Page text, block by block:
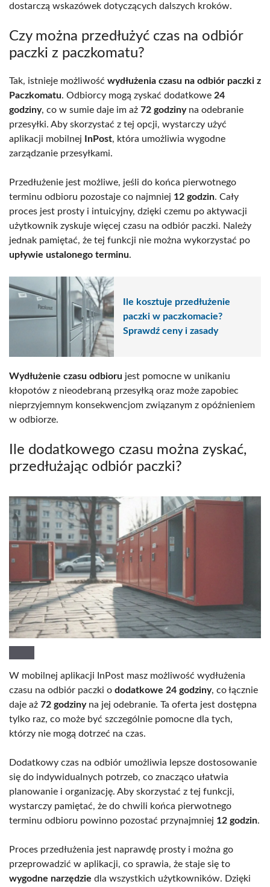
dostarczą wskazówek dotyczących dalszych kroków.
Czy można przedłużyć czas na odbiór
paczki z paczkomatu?
Tak, istnieje możliwość wydłużenia czasu na odbiór paczki z
Paczkomatu. Odbiorcy mogą zyskać dodatkowe 24
godziny, co w sumie daje im aż 72 godzinyna odebranie
przesyłki. Aby skorzystać z tej opcji, wystarczy użyć
aplikacji mobilnej
InPost, która umożliwia wygodne
zarządzanie przesyłkami.
Przedłużenie jest możliwe, jeśli do końca pierwotnego
terminu odbioru pozostaje co najmniej 12 godzin. Cały
proces jest prosty i intuicyjny, dzięki czemu po aktywacji
użytkownik zyskuje więcej czasu na odbiór paczki. Należy
jednak pamiętać, że tej funkcji nie można wykorzystać po
upływie ustalonego terminu.
Ile kosztuje przedłużenie
paczki w paczkomacie?
Sprawdź ceny i zasady
Wydłużenie czasu odbioru jest pomocne w unikaniu
kłopotów z nieodebraną przesyłką oraz może zapobiec
nieprzyjemnym konsekwencjom związanym z opóźnieniem
w odbiorze.
Ile dodatkowego czasu można zyskać,
przedłużając odbiór paczki?
W mobilnej aplikacji InPost masz możliwość wydłużenia
czasu na odbiór paczki o dodatkowe 24 godziny, co łącznie
daje aż 72 godzinyna jej odebranie. Ta oferta jest dostępna
tylko raz, co może być szczególnie pomocne dla tych,
którzy nie mogą dotrzeć na czas.
Dodatkowy czas na odbiór umożliwia lepsze dostosowanie
się do indywidualnych potrzeb, co znacząco ułatwia
planowanie i organizację. Aby skorzystać z tej funkcji,
wystarczy pamiętać, że do chwili końca pierwotnego
terminu odbioru powinno pozostać przynajmniej 12 godzin.
Proces przedłużenia jest naprawdę prosty i można go
przeprowadzić w aplikacji, co sprawia, że staje się to
wygodne narzędzie dla wszystkich użytkowników. Dzięki